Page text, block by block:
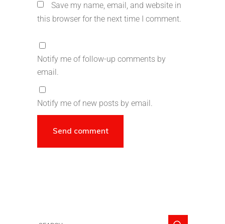
Save my name, email, and website in
this browser for the next time I comment.
Notify me of follow-up comments by
email.
Notify me of new posts by email.